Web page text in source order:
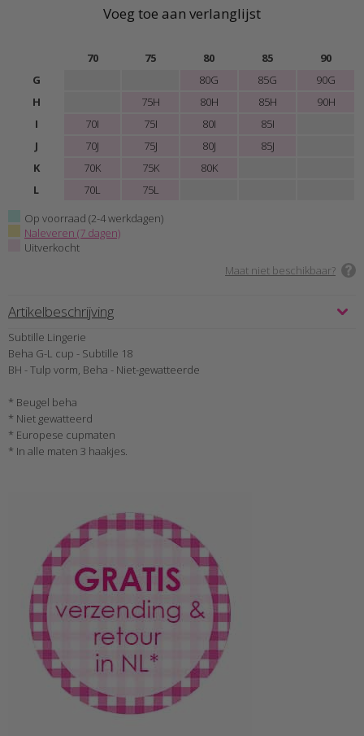
Voeg toe aan verlanglijst
70 75 80 85
90
G
80G 85G
90G
H
75H 80H 85H
90H
I
70I 75I 80I
85I
J
70J 75J 80J
85J
K
70K 75K
80K
L
70L
75L
Op voorraad (2-4 werkdagen)
Naleveren (7 dagen)
Uitverkocht
Maat niet beschikbaar?
Artikelbeschrijving
Subtille Lingerie
Beha G-L cup - Subtille 18
BH - Tulp vorm, Beha - Niet-gewatteerde
* Beugel beha
* Niet gewatteerd
* Europese cupmaten
* In alle maten 3 haakjes.